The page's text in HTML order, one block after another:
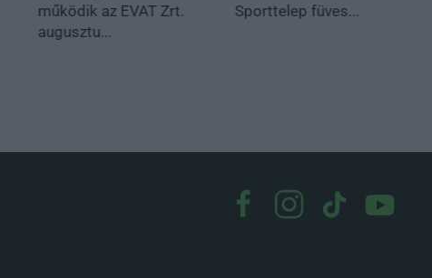
működik az EVAT Zrt.
augusztu...
Sporttelep füves...